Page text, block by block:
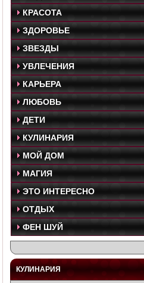
КРАСОТА
ЗДОРОВЬЕ
ЗВЕЗДЫ
УВЛЕЧЕНИЯ
КАРЬЕРА
ЛЮБОВЬ
ДЕТИ
КУЛИНАРИЯ
МОЙ ДОМ
МАГИЯ
ЭТО ИНТЕРЕСНО
ОТДЫХ
ФЕН ШУЙ
КУЛИНАРИЯ